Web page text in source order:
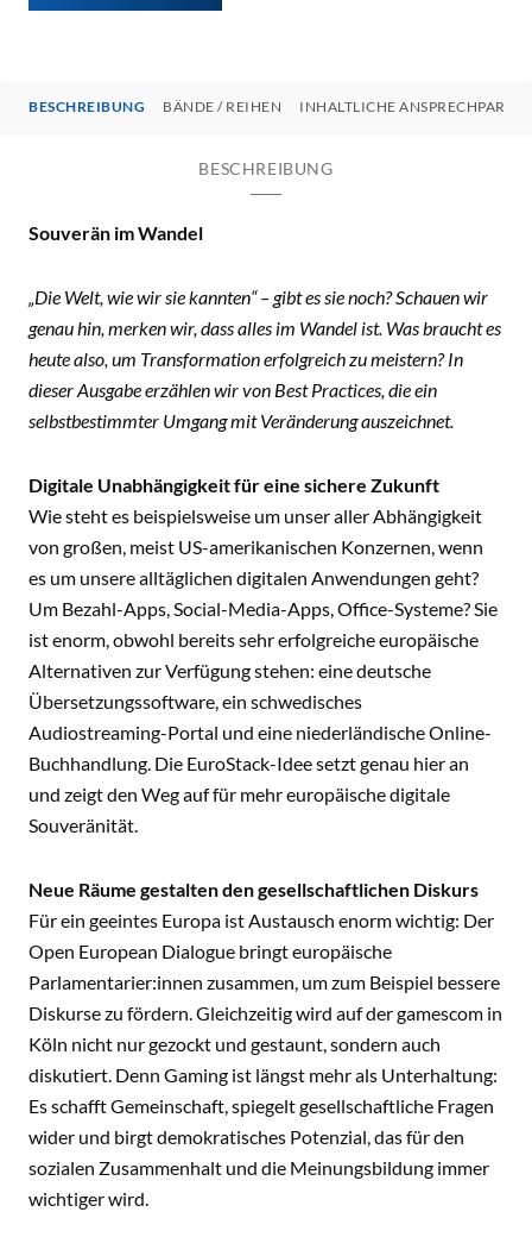
BESCHREIBUNG BÄNDE / REIHEN INHALTLICHE
BESCHREIBUNG
Souverän im Wandel
„Die Welt, wie wir sie kannten“ – gibt es sie noch? Schauen wir
genau hin, merken wir, dass alles im Wandel ist. Was braucht es
heute also, um Transformation erfolgreich zu meistern? In
dieser Ausgabe erzählen wir von Best Practices, die ein
selbstbestimmter Umgang mit Veränderung auszeichnet.
Digitale Unabhängigkeit für eine sichere Zukunft
Wie steht es beispielsweise um unser aller Abhängigkeit
von großen, meist US-amerikanischen Konzernen, wenn
es um unsere alltäglichen digitalen Anwendungen geht?
Um Bezahl-Apps, Social-Media-Apps, Office-Systeme? Sie
ist enorm, obwohl bereits sehr erfolgreiche europäische
Alternativen zur Verfügung stehen: eine deutsche
Übersetzungssoftware, ein schwedisches
Audiostreaming-Portal und eine niederländische Online-
Buchhandlung. Die EuroStack-Idee setzt genau hier an
und zeigt den Weg auf für mehr europäische digitale
Souveränität.
Neue Räume gestalten den gesellschaftlichen Diskurs
Für ein geeintes Europa ist Austausch enorm wichtig: Der
Open European Dialogue bringt europäische
Parlamentarier:innen zusammen, um zum Beispiel bessere
Diskurse zu fördern. Gleichzeitig wird auf der gamescom in
Köln nicht nur gezockt und gestaunt, sondern auch
diskutiert. Denn Gaming ist längst mehr als Unterhaltung:
Es schafft Gemeinschaft, spiegelt gesellschaftliche Fragen
wider und birgt demokratisches Potenzial, das für den
sozialen Zusammenhalt und die Meinungsbildung immer
wichtiger wird.